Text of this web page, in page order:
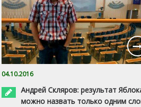
04.10.2016
Андрей Скляров: результат
можно назвать только одним